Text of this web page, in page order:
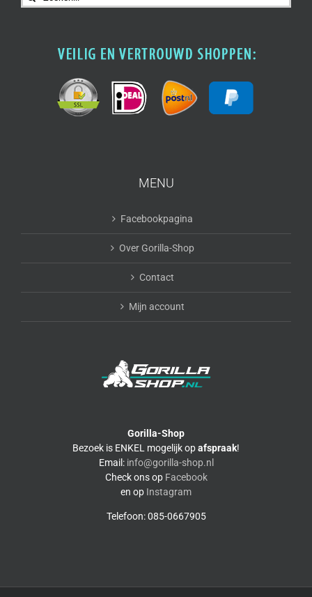
naar:
MENU
Facebookpagina
Over Gorilla-Shop
Contact
Mijn account
Gorilla-Shop
Bezoek is ENKEL mogelijk opafspraak!
Email: info@gorilla-shop.nl
Check ons op Facebook
en op Instagram
Telefoon: 085-0667905